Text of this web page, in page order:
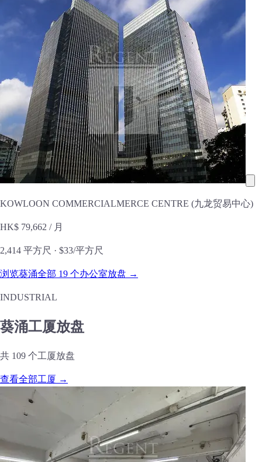
KOWLOON COMMERCIALMERCE CENTRE (九龙贸易中心)
HK$ 79,662 / 月
2,414 平方尺 · $33/平方尺
浏览葵涌全部 19 个办公室放盘 →
INDUSTRIAL
葵涌工厦放盘
共 109 个工厦放盘
查看全部工厦 →